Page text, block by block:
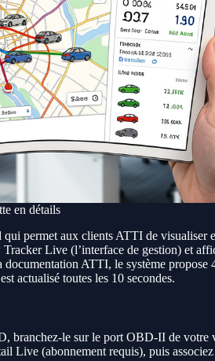
en détails
permet aux clients ATTI de visualiser
Live (l’interface de gestion) et
ATTI, le système propose
actualisé toutes les 10 secondes.
branchez-le sur le port OBD-II de votre
Live (abonnement requis), puis